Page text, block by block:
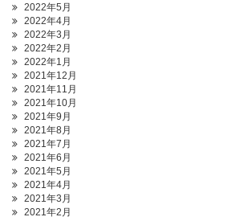
2022年5月
2022年4月
2022年3月
2022年2月
2022年1月
2021年12月
2021年11月
2021年10月
2021年9月
2021年8月
2021年7月
2021年6月
2021年5月
2021年4月
2021年3月
2021年2月